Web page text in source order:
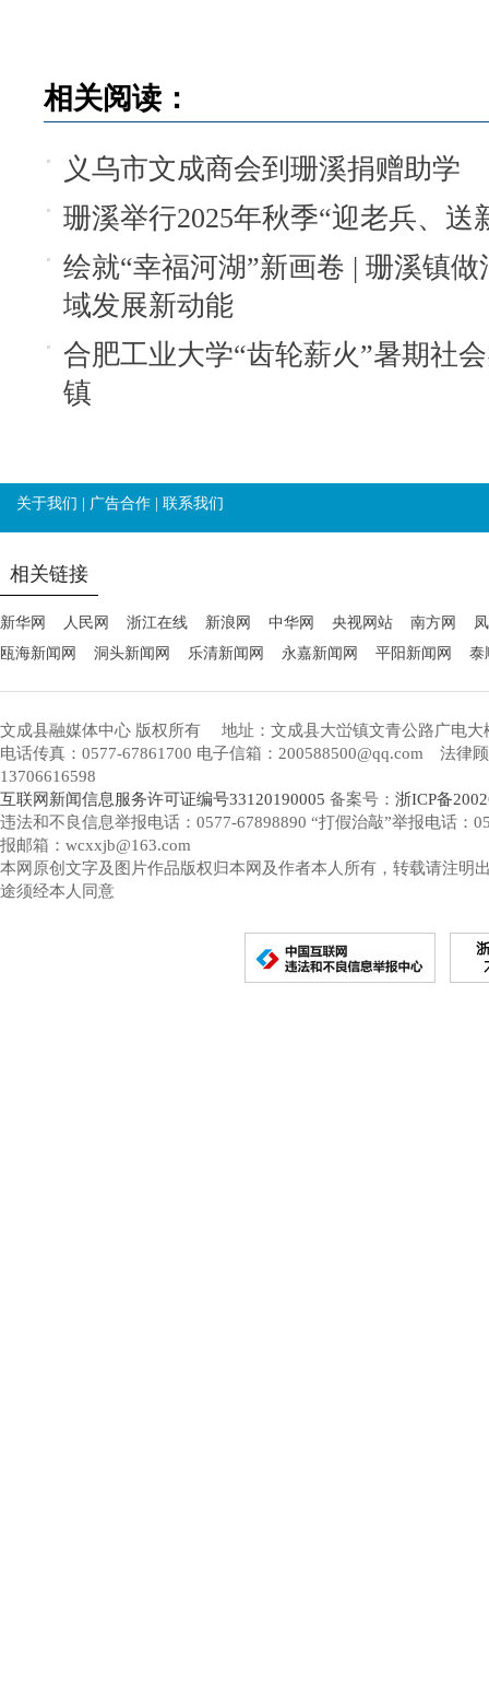
相关阅读：
义乌市文成商会到珊溪捐赠助学
珊溪举行2025年秋季“迎老兵、送
绘就“幸福河湖”新画卷 | 珊溪镇
域发展新动能
合肥工业大学“齿轮薪火”暑期社
镇
关于我们 广告合作 联系我们
相关链接
新华网 人民网 浙江在线 新浪网 中华网 央视网站 南方网
瓯海新闻网
洞头新闻网 乐清新闻网 永嘉新闻网 平阳新闻网 泰
文成县融媒体中心 版权所有
地址：文成县大峃镇文青公路广电大
电话传真：0577-67861700 电子信箱：200588500@qq.com 法律
13706616598
互联网新闻信息服务许可证编号33120190005 备案号： 浙ICP备
违法和不良信息举报电话：0577-67898890 “打假治敲”举报电话：
报邮箱：wcxxjb@163.com
本网原创文字及图片作品版权归本网及作者本人所有，转载请注明
途须经本人同意